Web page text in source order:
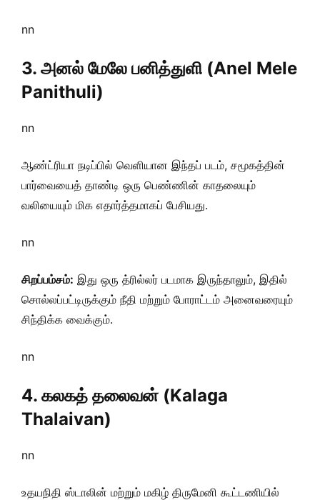
nn
3. அனல் மேலே பனித்துளி (Anel Mele
Panithuli)
nn
ஆண்ட்ரியா நடிப்பில் வெளியான இந்தப் படம், சமூகத்தின்
பார்வையைத் தாண்டி ஒரு பெண்ணின் காதலையும்
வலியையும் மிக எதார்த்தமாகப் பேசியது.
nn
சிறப்பம்சம்: இது ஒரு த்ரில்லர் படமாக இருந்தாலும், இதில்
சொல்லப்பட்டிருக்கும் நீதி மற்றும் போராட்டம் அனைவரையும்
சிந்திக்க வைக்கும்.
nn
4. கலகத் தலைவன் (Kalaga
Thalaivan)
nn
உதயநிதி ஸ்டாலின் மற்றும் மகிழ் திருமேனி கூட்டணியில்